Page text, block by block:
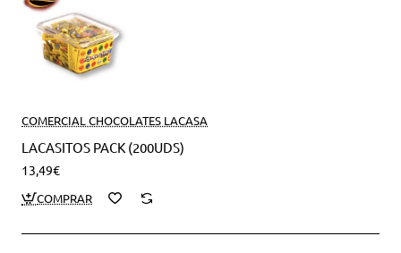
COMERCIAL CHOCOLATES LACASA
LACASITOS PACK (200UDS)
13,49€